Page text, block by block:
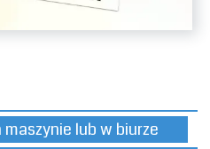
lub w biurze